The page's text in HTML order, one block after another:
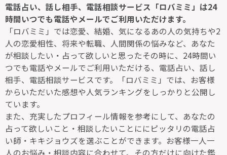
電話占い、話し相手、電話相談サービス「ロバミミ」は24
時間いつでも電話やメールでご利用いただけます。
「ロバミミ」では恋愛、結婚、気になるあの人の気持ちや2
人の恋愛相性、将来や転職、人間関係の悩みなど、あなた
が相談したい・占って欲しいと思ったその時に、24時間い
つでも電話やメールでご利用いただける、電話占い、話し
相手、電話相談サービスです。「ロバミミ」では、お客様
からいただいた感想や人気ランキングをしっかりと公開し
ています。
また、充実したプロフィール情報を参考にして、あなたの
占って欲しいこと・相談したいことににピッタリの電話占
い師・キキジョウズを選ぶことができます。お客様一人一
人のお悩み・相談内容に合わせて、その方だけに向けた鑑